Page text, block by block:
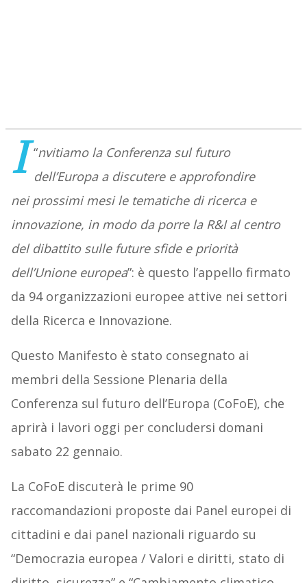
“
I nvitiamo la Conferenza sul futuro
dell’Europa a discutere e approfondire
neiprossimi mesi le tematiche di ricerca e
innovazione, in modo da porre la R&I al centro
del dibattito sulle future sfide e priorità
dell’Unione europea”: è questo l’appello firmato
da 94 organizzazioni europee attive nei settori
della Ricerca e Innovazione.
Questo Manifesto è stato consegnato ai
membri della Sessione Plenaria della
Conferenza sul futuro dell’Europa (CoFoE), che
aprirà i lavori oggi per concludersi domani
sabato 22 gennaio.
La CoFoE discuterà le prime 90
raccomandazioni proposte dai Panel europei di
cittadini e dai panel nazionali riguardo su
“Democrazia europea / Valori e diritti, stato di